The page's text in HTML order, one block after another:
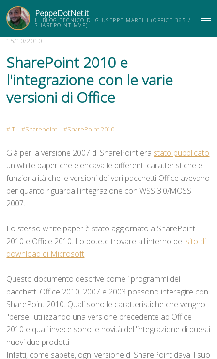
PeppeDotNet.it
IL BLOG TECNICO DI GIUSEPPE MARCHI (OFFICE 365 /
SHAREPOINT MVP)
15/10/2010
SharePoint 2010 e
l'integrazione con le varie
versioni di Office
IT Sharepoint SharePoint 2010
Già per la versione 2007 di SharePoint era stato pubblicato
un white paper che elencava le differenti caratteristiche e
funzionalità che le versioni dei vari pacchetti Office avevano
per quanto riguarda l'integrazione con WSS 3.0/MOSS
2007.
Lo stesso white paper è stato aggiornato a SharePoint
2010 e Office 2010. Lo potete trovare all'interno del sito di
download di Microsoft.
Questo documento descrive come i programmi dei
pacchetti Office 2010, 2007 e 2003 possono interagire con
SharePoint 2010. Quali sono le caratteristiche che vengno
"perse" utilizzando una versione precedente ad Office
2010 e quali invece sono le novità dell'integrazione di questi
nuovi due prodotti.
Infatti, come sapete, ogni versione di SharePoint dava il suo